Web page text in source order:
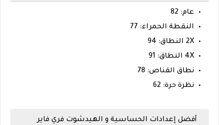
عام: 82
النقطة الحمراء: 77
2X النطاق: 94
4X النطاق: 91
نطاق القناص: 78
نظرة حرة: 62
أفضل إعدادات الحساسية و الهيدشوت فري فاير